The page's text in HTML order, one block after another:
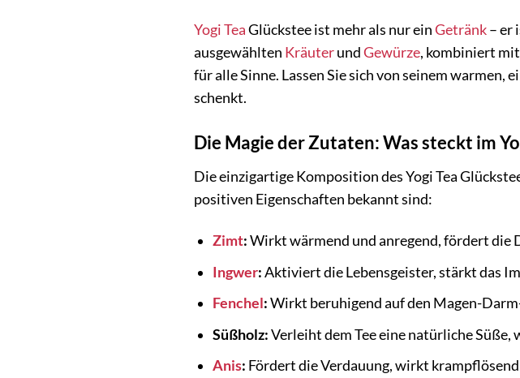
Yogi TeaGlückstee ist mehr als nur einGetränk– er
ausgewählten KräuterundGewürze, kombiniert
für alle Sinne. Lassen Sie sich von seinem warmen,
schenkt.
Die Magie der Zutaten: Was steckt im
Die einzigartige Komposition des Yogi Tea
positiven Eigenschaften bekannt sind:
Zimt:Wirkt wärmend und anregend, fördert die
Ingwer:Aktiviert die Lebensgeister, stärkt das
Fenchel:Wirkt beruhigend auf den Magen-
Süßholz:Verleiht dem Tee eine natürliche
Anis: Fördert die Verdauung, wirkt